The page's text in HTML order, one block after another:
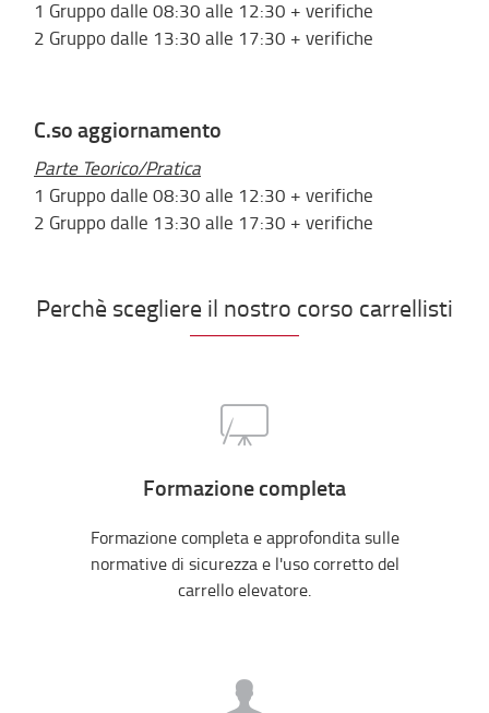
1 Gruppo dalle 08:30 alle 12:30 + verifiche
2 Gruppo dalle 13:30 alle 17:30 + verifiche
C.so aggiornamento
Parte Teorico/Pratica
1 Gruppo dalle 08:30 alle 12:30 + verifiche
2 Gruppo dalle 13:30 alle 17:30 + verifiche
Perchè scegliere il nostro corso carrellisti
Formazione completa
Formazione completa e approfondita sulle
normative di sicurezza e l'uso corretto del
carrello elevatore.